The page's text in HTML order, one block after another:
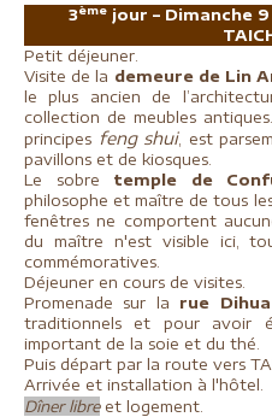
3ème jour – Dimanche
Petit déjeuner.
Visite de la demeure de Lin
le plus ancien de
collection de meubles
principes feng shui, est
pavillons et de kiosques.
Le sobre temple de
philosophe et maître de tous
fenêtres ne comportent
du maître n'est visible ici,
commémoratives.
Déjeuner en cours de visites.
Promenade sur la rue Dihua
traditionnels et pour avoir
important de la soie et du thé.
Puis départ par la route vers
Arrivée et installation à l'hôtel.
Dîner libre et logement.